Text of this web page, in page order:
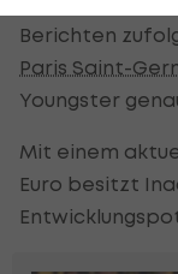
Berichten
Paris Saint-
Youngster
Mit einem
Euro besitzt